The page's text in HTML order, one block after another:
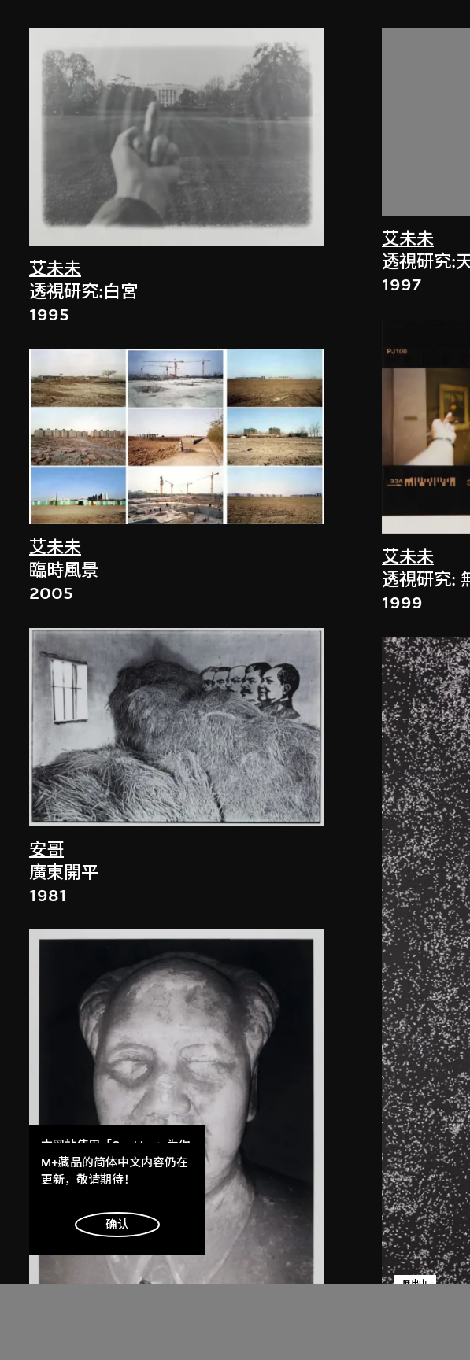
艾未未
透視研究:白宮
1995
艾未未
臨時風景
2005
安哥
廣東開平
1981
艾未未
透視研究:
1997
艾未未
透視研究:
1999
展出中
本网站使用「Cookies」为你
提供最好的网站体验。
了解更多
明白
M+藏品的简体中文内容仍在
更新，敬请期待！
确认